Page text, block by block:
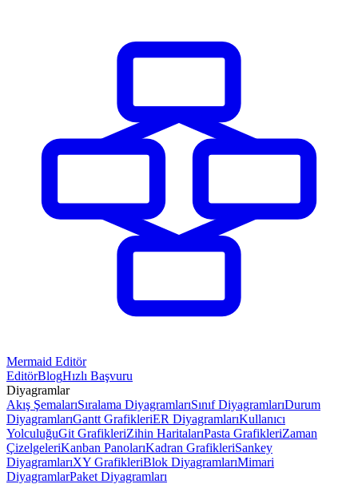
Mermaid Editör
EditörBlogHızlı Başvuru
Diyagramlar
Akış ŞemalarıSıralama DiyagramlarıSınıf DiyagramlarıDurum
DiyagramlarıGantt GrafikleriER DiyagramlarıKullanıcı
YolculuğuGit GrafikleriZihin HaritalarıPasta GrafikleriZaman
ÇizelgeleriKanban PanolarıKadran GrafikleriSankey
DiyagramlarıXY GrafikleriBlok DiyagramlarıMimari
DiyagramlarPaket Diyagramları